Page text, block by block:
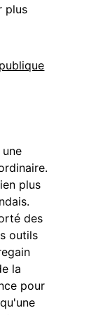
plus
des
outils
la
pour
plus